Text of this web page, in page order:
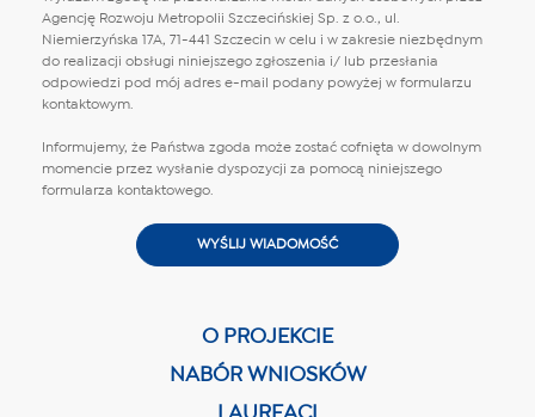
O PROJEKCIE
NABÓR WNIOSKÓW
Agencję Rozwoju Metropolii Szczecińskiej Sp. z o.o., ul.
Niemierzyńska 17A, 71-441 Szczecin w celu i w zakresie niezbędnym
do realizacji obsługi niniejszego zgłoszenia i/ lub przesłania
odpowiedzi pod mój adres e-mail podany powyżej w formularzu
kontaktowym.
Informujemy, że Państwa zgoda może zostać cofnięta w dowolnym
momencie przez wysłanie dyspozycji za pomocą niniejszego
formularza kontaktowego.